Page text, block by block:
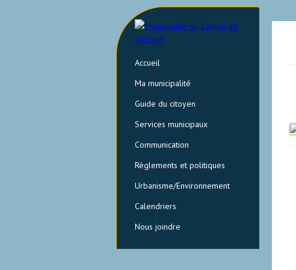
Accueil
Ma municipalité
Guide du citoyen
Services municipaux
Communication
Règlements et politiques
Urbanisme/Environnement
Calendriers
Nous joindre